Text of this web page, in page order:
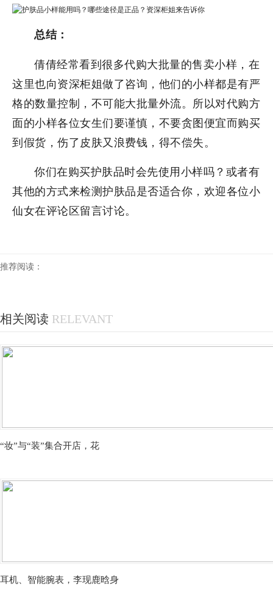
总结：
倩倩经常看到很多代购大批量的售卖小样，在
这里也向资深柜姐做了咨询，他们的小样都是有严
格的数量控制，不可能大批量外流。所以对代购方
面的小样各位女生们要谨慎，不要贪图便宜而购买
到假货，伤了皮肤又浪费钱，得不偿失。
你们在购买护肤品时会先使用小样吗？或者有
其他的方式来检测护肤品是否适合你，欢迎各位小
仙女在评论区留言讨论。
推荐阅读：
相关阅读 RELEVANT
“妆”与“装”集合开店，花
耳机、智能腕表，李现鹿晗身